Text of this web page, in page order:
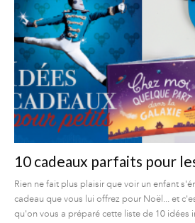
10 cadeaux parfaits pour
Rien ne fait plus plaisir que voir un enfant
cadeau que vous lui offrez pour Noël... et
qu'on vous a préparé cette liste de 10 idées